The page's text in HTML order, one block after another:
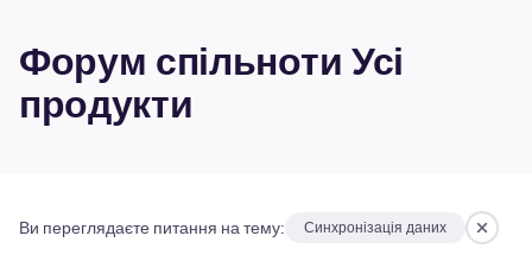
Форум спільноти Усі
продукти
Ви переглядаєте питання на тему: Синхронізація даних